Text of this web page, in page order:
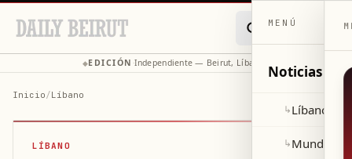
◆EDICIÓN ·Independiente — Beirut, Líbano
Inicio/Líbano
LÍBANO
MENÚ
Noticias
↳Líbano
↳Mundo